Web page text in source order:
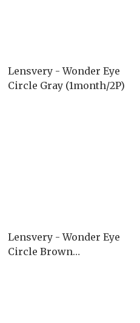
Lensvery - Wonder Eye
Circle Gray (1month/2P)
Lensvery - Wonder Eye
Circle Brown